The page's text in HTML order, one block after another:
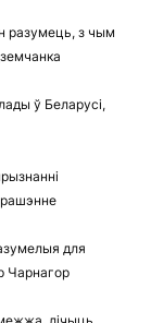
разумець, з чым
ў Беларусі,
рашэнне
для
Чарнагор